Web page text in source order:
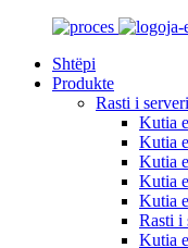
Shtëpi
Produkte
Rasti i
Kutia
Kutia
Kutia
Kutia
Kutia
Rasti i
Kutia